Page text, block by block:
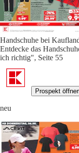
Handschuhe bei
Entdecke das
ich richtig", Seite 55
Prospekt
neu